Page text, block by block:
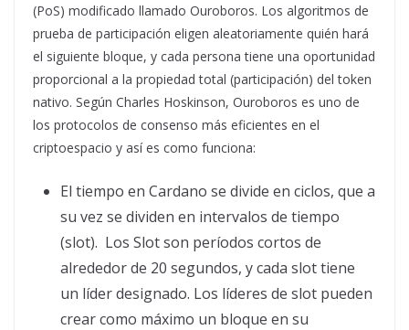
(PoS) modificado llamado Ouroboros. Los algoritmos de
prueba de participación eligen aleatoriamente quién hará
el siguiente bloque, y cada persona tiene una oportunidad
proporcional a la propiedad total (participación) del token
nativo. Según Charles Hoskinson, Ouroboros es uno de
los protocolos de consenso más eficientes en el
criptoespacio y así es como funciona:
El tiempo en Cardano se divide en ciclos, que a
su vez se dividen en intervalos de tiempo
(slot). Los Slot son períodos cortos de
alrededor de 20 segundos, y cada slot tiene
un líder designado. Los líderes de slot pueden
crear como máximo un bloque en su